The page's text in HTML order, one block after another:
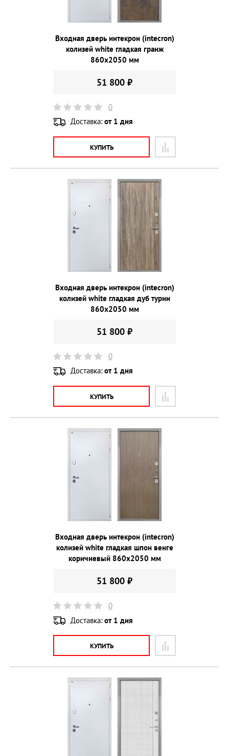
Входная дверь интекрон (intecron)
колизей white гладкая гранж
860х2050 мм
51 800 ₽
0
Доставка: от 1 дня
КУПИТЬ
Входная дверь интекрон (intecron)
колизей white гладкая дуб турин
860х2050 мм
51 800 ₽
0
Доставка: от 1 дня
КУПИТЬ
Входная дверь интекрон (intecron)
колизей white гладкая шпон венге
коричневый 860х2050 мм
51 800 ₽
0
Доставка: от 1 дня
КУПИТЬ